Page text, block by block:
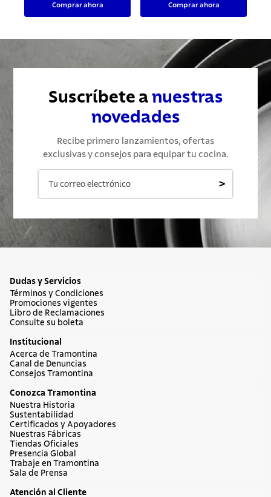
Comprar ahora Comprar ahora
Suscríbete a nuestras
novedades
Recibe primero lanzamientos, ofertas
exclusivas y consejos para equipar tu cocina.
>
Dudas y Servicios
Términos y Condiciones
Promociones vigentes
Libro de Reclamaciones
Consulte su boleta
Institucional
Acerca de Tramontina
Canal de Denuncias
Consejos Tramontina
Conozca Tramontina
Nuestra Historia
Sustentabilidad
Certificados y Apoyadores
Nuestras Fábricas
Tiendas Oficiales
Presencia Global
Trabaje en Tramontina
Sala de Prensa
Atención al Cliente